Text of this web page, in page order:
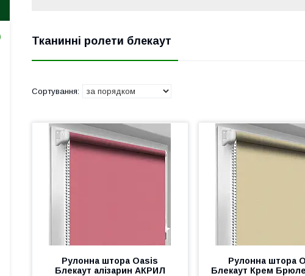
Тканинні ролети блекаут
Рулонна штора Oasis
Блекаут алізарин АКРИЛ
Рулонна штора
Блекаут Крем